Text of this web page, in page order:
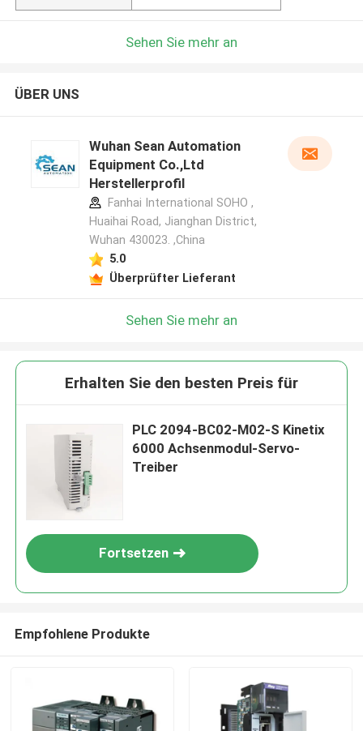
Sehen Sie mehr an
ÜBER UNS
Wuhan Sean Automation
Equipment Co.,Ltd
Herstellerprofil
Fanhai International SOHO ,
Huaihai Road, Jianghan District,
Wuhan 430023. ,China
5.0
Überprüfter Lieferant
Sehen Sie mehr an
Erhalten Sie den besten Preis für
PLC 2094-BC02-M02-S Kinetix
6000 Achsenmodul-Servo-
Treiber
Fortsetzen
Empfohlene Produkte